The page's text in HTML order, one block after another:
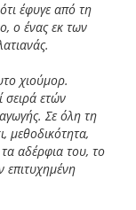
έφυγε από τη
ο ένας εκ των
χιούμορ.
σειρά ετών
Σε όλη τη
μεθοδικότητα,
αδέρφια του, το